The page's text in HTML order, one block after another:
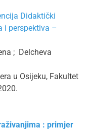
Didaktički
i perspektiva –
; Delcheva
u Osijeku, Fakultet
: primjer